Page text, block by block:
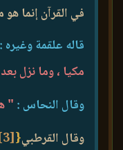
في القرآن إنما
قاله علقمة وغيره :
مكيا ، وما نزل
وقال النحاس :"
وقال القرطبي{
[3]